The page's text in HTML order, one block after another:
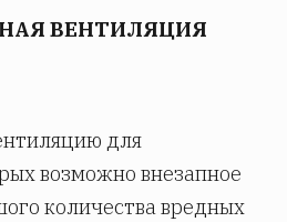
ВЕНТИЛЯЦИЯ
для
возможно внезапное
количества вредных